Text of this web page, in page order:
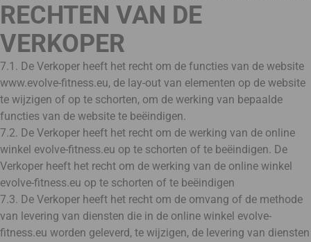
RECHTEN VAN DE
VERKOPER
7.1. De Verkoper heeft het recht om de functies van de website
www.evolve-fitness.eu, de lay-out van elementen op de website
te wijzigen of op te schorten, om de werking van bepaalde
functies van de website te beëindigen.
7.2. De Verkoper heeft het recht om de werking van de online
winkel evolve-fitness.eu op te schorten of te beëindigen. De
Verkoper heeft het recht om de werking van de online winkel
evolve-fitness.eu op te schorten of te beëindigen
7.3. De Verkoper heeft het recht om de omvang of de methode
van levering van diensten die in de online winkel evolve-
fitness.eu worden geleverd, te wijzigen, de levering van diensten